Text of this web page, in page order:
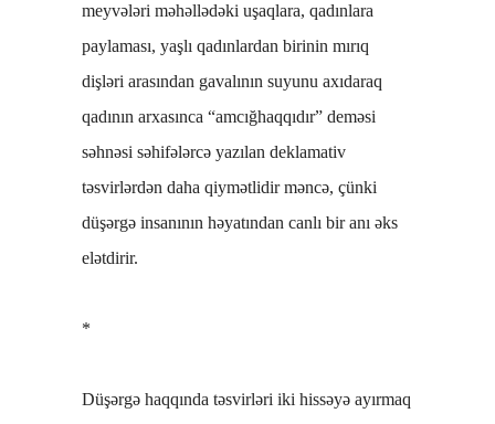
meyvələri məhəllədəki uşaqlara, qadınlara
paylaması, yaşlı qadınlardan birinin mırıq
dişləri arasından gavalının suyunu axıdaraq
qadının arxasınca “amcığhaqqıdır” deməsi
səhnəsi səhifələrcə yazılan deklamativ
təsvirlərdən daha qiymətlidir məncə, çünki
düşərgə insanının həyatından canlı bir anı əks
elətdirir.
*
Düşərgə haqqında təsvirləri iki hissəyə ayırmaq